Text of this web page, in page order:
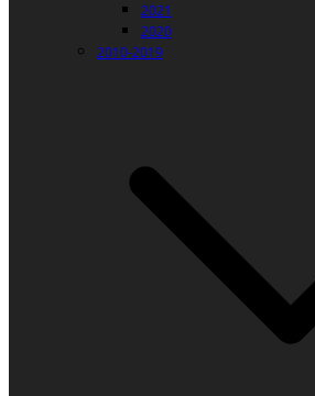
2021
2020
2010-2019